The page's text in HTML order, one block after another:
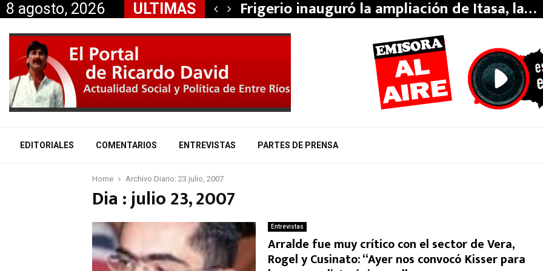
8 agosto, 2026 ULTIMAS
Miranda anunció… Frigerio inauguró la ampliación de Itasa, la…
EDITORIALES COMENTARIOS ENTREVISTAS PARTES DE PRENSA
Home Archivo Diario: 23 julio, 2007
Dia : julio 23, 2007
Entrevistas
Arralde fue muy crítico con el sector de Vera,
Rogel y Cusinato: “Ayer nos convocó Kisser para